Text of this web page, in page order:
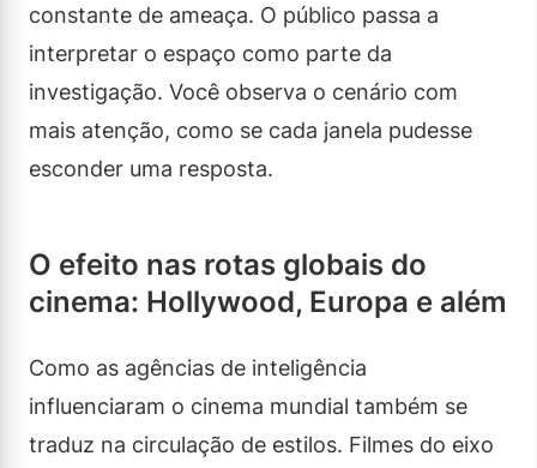
constante de ameaça. O público passa a
interpretar o espaço como parte da
investigação. Você observa o cenário com
mais atenção, como se cada janela pudesse
esconder uma resposta.
O efeito nas rotas globais do
cinema: Hollywood, Europa e além
Como as agências de inteligência
influenciaram o cinema mundial também se
traduz na circulação de estilos. Filmes do eixo